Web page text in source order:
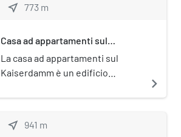
near_me 773 m
Casa ad appartamenti sul
La casa ad appartamenti sul
Kaiserdamm è un edificio
Berlino, sito nel quartiere del
progetto di Hans Scharoun, è
navigate_next
near_me 941 m